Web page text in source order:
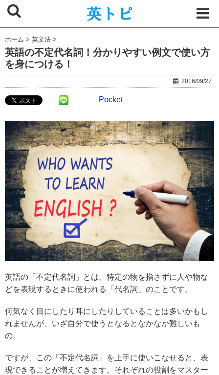
ホーム > 英文法 >
英語の不定代名詞！分かりやすい例文で使い方
を身につける！
2016/09/27
Pocket
英語の「不定代名詞」とは、特定の物を指さずに人や物な
どを表現するときに使われる「代名詞」のことです。
何気なく目にしたり耳にしたりしていることは多いかもし
れませんが、いざ自分で使うとなるとなかなか難しいも
の。
ですが、この「不定代名詞」を上手に使いこなせると、表
現できることが増えてきます。それぞれの役割をマスター